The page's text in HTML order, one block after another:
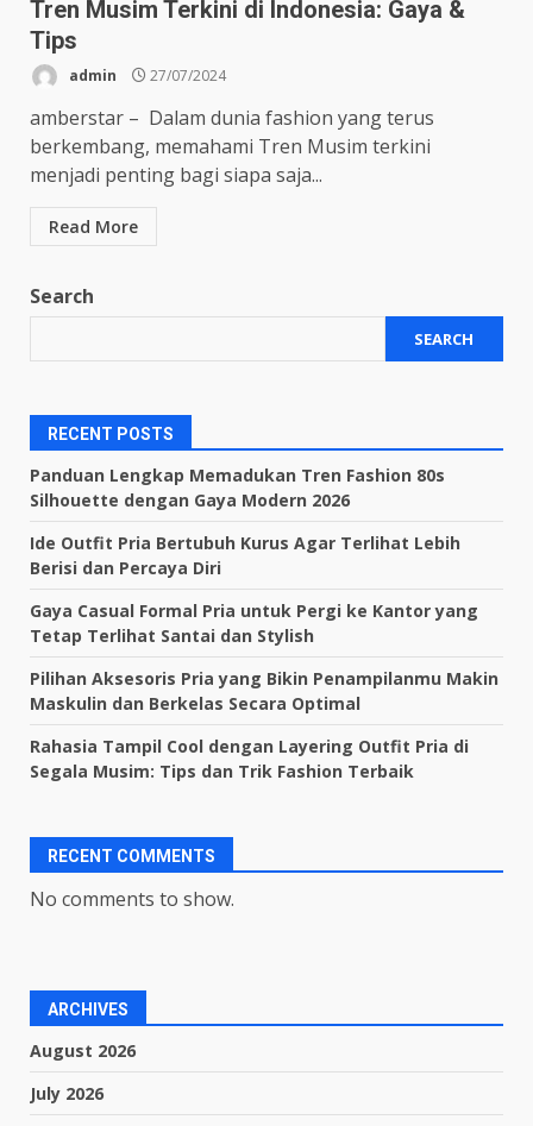
Tren Musim Terkini di Indonesia: Gaya &
Tips
admin 27/07/2024
amberstar – Dalam dunia fashion yang terus
berkembang, memahami Tren Musim terkini
menjadi penting bagi siapa saja...
Read More
Search
SEARCH
RECENT POSTS
Panduan Lengkap Memadukan Tren Fashion 80s
Silhouette dengan Gaya Modern 2026
Ide Outfit Pria Bertubuh Kurus Agar Terlihat Lebih
Berisi dan Percaya Diri
Gaya Casual Formal Pria untuk Pergi ke Kantor yang
Tetap Terlihat Santai dan Stylish
Pilihan Aksesoris Pria yang Bikin Penampilanmu Makin
Maskulin dan Berkelas Secara Optimal
Rahasia Tampil Cool dengan Layering Outfit Pria di
Segala Musim: Tips dan Trik Fashion Terbaik
RECENT COMMENTS
No comments to show.
ARCHIVES
August 2026
July 2026